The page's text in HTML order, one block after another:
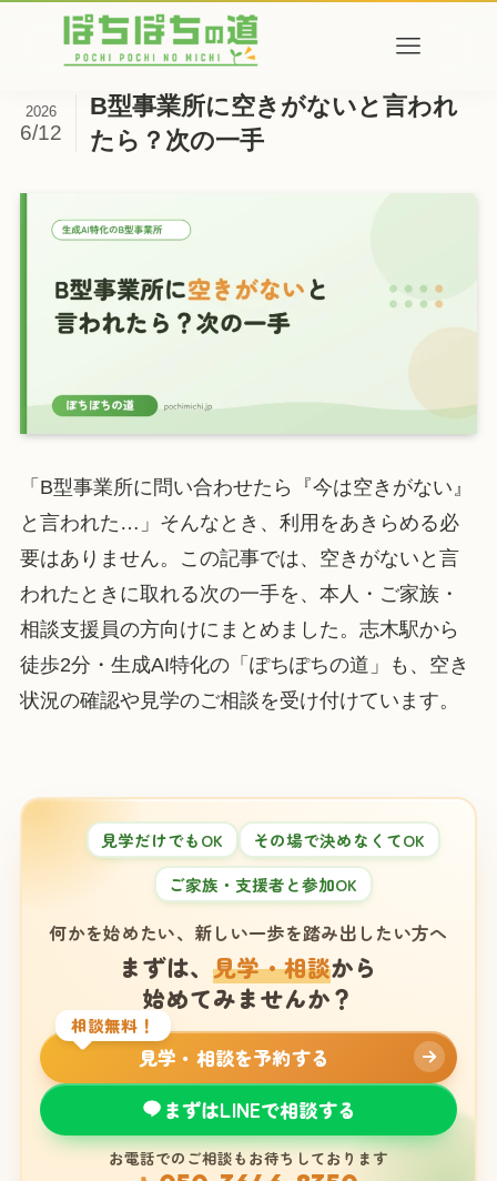
B型事業所に空きがないと言われ
たら？次の一手
2026
6/12
「B型事業所に問い合わせたら『今は空きがない』
と言われた…」そんなとき、利用をあきらめる必
要はありません。この記事では、空きがないと言
われたときに取れる次の一手を、本人・ご家族・
相談支援員の方向けにまとめました。志木駅から
徒歩2分・生成AI特化の「ぽちぽちの道」も、空き
状況の確認や見学のご相談を受け付けています。
見学だけでもOK
その場で決めなくてOK
ご家族・支援者と参加OK
何かを始めたい、新しい一歩を踏み出したい方へ
まずは、見学・相談から
始めてみませんか？
相談無料！
見学・相談を予約する
まずはLINEで相談する
お電話でのご相談もお待ちしております